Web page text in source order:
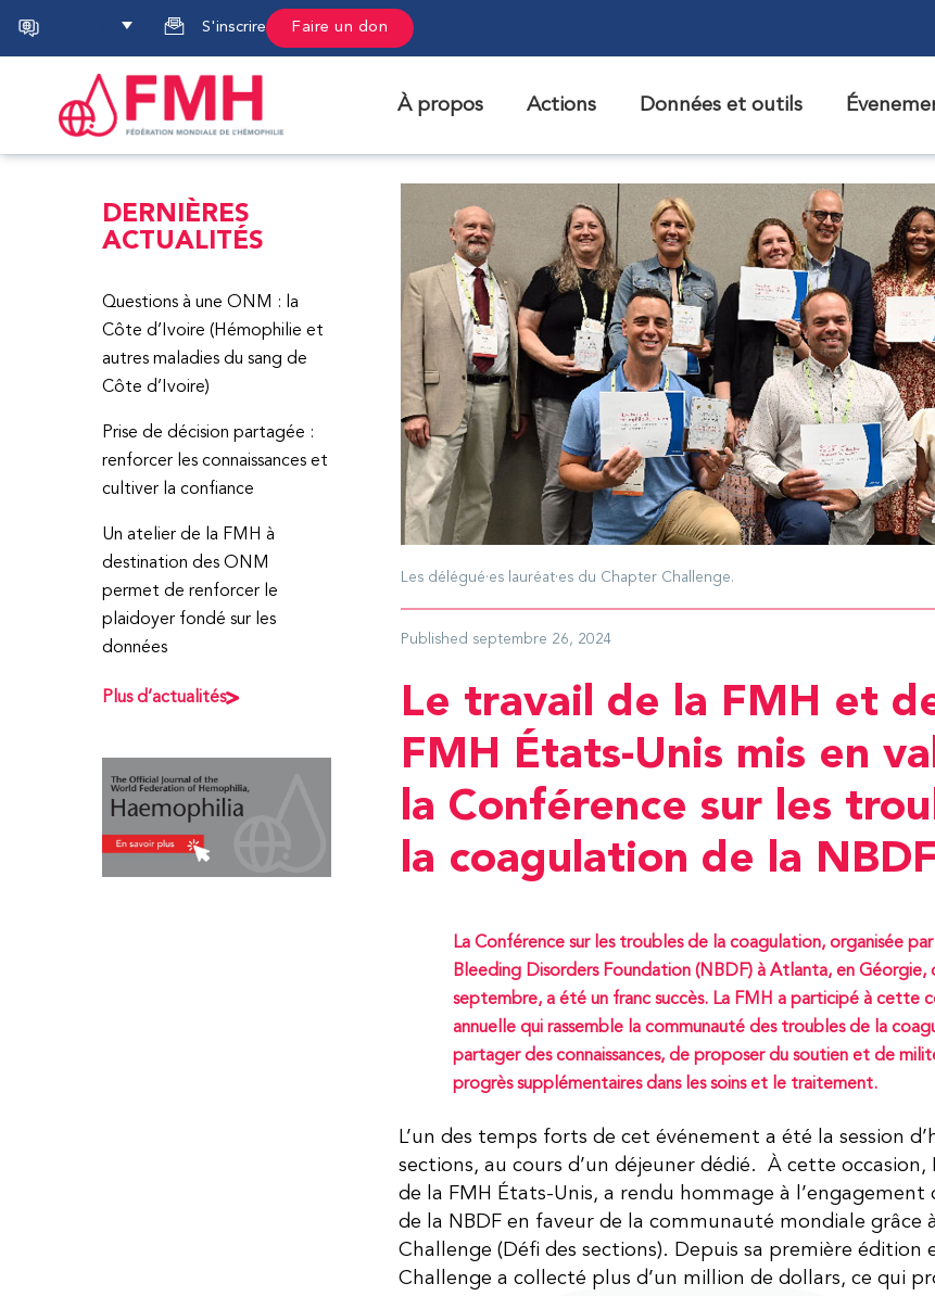
S'inscrire Faire un don
À propos Actions Données et outils
DERNIÈRES
ACTUALITÉS
Questions à une ONM : la
Côte d’Ivoire (Hémophilie et
autres maladies du sang de
Côte d’Ivoire)
Prise de décision partagée :
renforcer les connaissances et
cultiver la confiance
Un atelier de la FMH à
destination des ONM
permet de renforcer le
plaidoyer fondé sur les
données
Plus d’actualités
Les délégué·es lauréat·es du Chapter Challenge.
Published septembre 26, 2024
Le travail de la FMH et
FMH États-Unis mis en
la Conférence sur les
la coagulation de la NBDF
La Conférence sur les troubles de la coagulation, organisée
Bleeding Disorders Foundation (NBDF) à Atlanta, en Géorgie,
septembre, a été un franc succès. La FMH a participé à cette
annuelle qui rassemble la communauté des troubles de la
partager des connaissances, de proposer du soutien et de
progrès supplémentaires dans les soins et le traitement.
L’un des temps forts de cet événement a été la session
sections, au cours d’un déjeuner dédié. À cette
de la FMH États-Unis, a rendu hommage à l’engagement
de la NBDF en faveur de la communauté mondiale grâce
Challenge (Défi des sections). Depuis sa première édition
Challenge a collecté plus d’un million de dollars, ce qui